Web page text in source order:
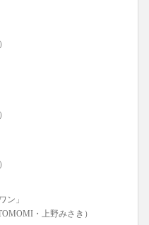
ン」
・上野みさき）